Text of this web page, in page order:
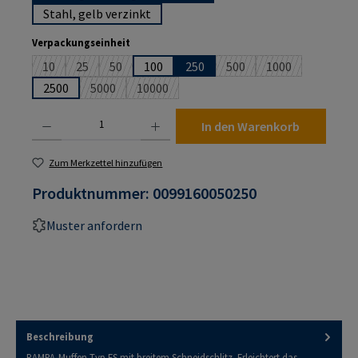
Stahl, gelb verzinkt
Verpackungseinheit
10(Diese Option ist zurzeit nicht verfügbar.)
25(Diese Option ist zurzeit nicht verfügbar.)
50(Diese Option ist zurzeit nicht verfügbar.)
100 250 500(Diese Option ist zurzeit
1000(Diese Option
2500 5000(Diese Option ist zurzeit nicht verfügbar.)
10000(Diese Option ist zurzeit nicht verfügbar.)
In den Warenkorb
Zum Merkzettel hinzufügen
Produktnummer: 0099160050250
Muster anfordern
Beschreibung